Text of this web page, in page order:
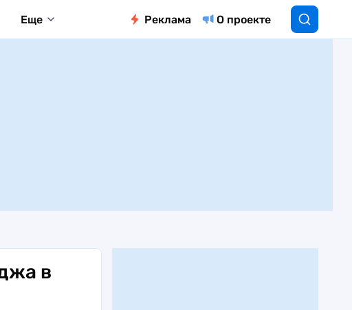
Еще Реклама О проекте
в